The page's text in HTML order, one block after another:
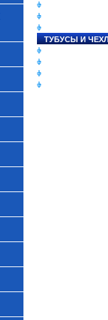
ТУБУСЫ И